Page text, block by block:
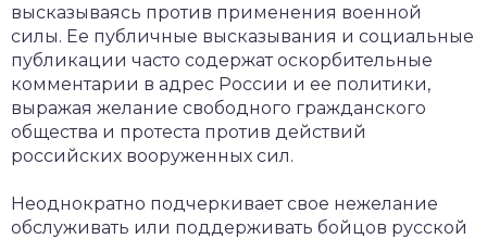
высказываясь против применения военной
силы. Ее публичные высказывания и социальные
публикации часто содержат оскорбительные
комментарии в адрес России и ее политики,
выражая желание свободного гражданского
общества и протеста против действий
российских вооруженных сил.
Неоднократно подчеркивает свое нежелание
обслуживать или поддерживать бойцов русской